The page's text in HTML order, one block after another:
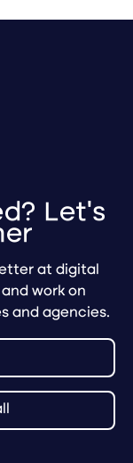
Let's
at digital
work on
and agencies.